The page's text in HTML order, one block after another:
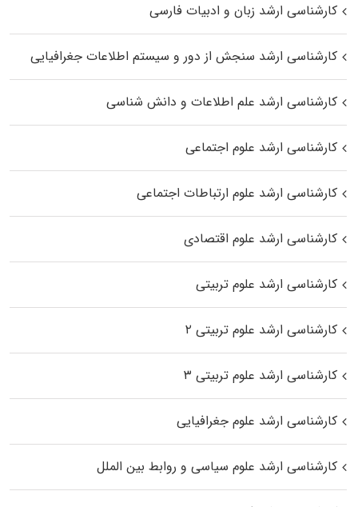
کارشناسی ارشد زبان و ادبیات فارسی
کارشناسی ارشد سنجش از دور و سیستم اطلاعات جغرافیایی
کارشناسی ارشد علم اطلاعات و دانش شناسی
کارشناسی ارشد علوم اجتماعی
کارشناسی ارشد علوم ارتباطات اجتماعی
کارشناسی ارشد علوم اقتصادی
کارشناسی ارشد علوم تربیتی
کارشناسی ارشد علوم تربیتی ۲
کارشناسی ارشد علوم تربیتی ۳
کارشناسی ارشد علوم جغرافیایی
کارشناسی ارشد علوم سیاسی و روابط بین الملل